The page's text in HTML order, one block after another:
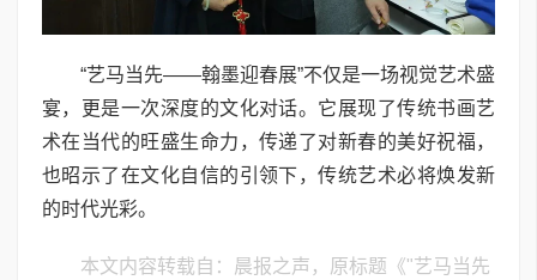
“艺马当先——翰墨迎春展”不仅是一场视觉艺术盛
宴，更是一次深度的文化对话。它展现了传统书画艺
术在当代的旺盛生命力，传递了对新春的美好祝福，
也昭示了在文化自信的引领下，传统艺术必将焕发新
的时代光彩。
本文内容转载自：晨报之声，原标题《"艺马当先